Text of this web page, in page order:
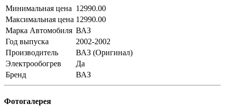
Минимальная цена 12990.00
Максимальная цена 12990.00
Марка Автомобиля ВАЗ
Год выпуска
2002-2002
Производитель
ВАЗ (Оригинал)
Электрообогрев
Да
Бренд
ВАЗ
Фотогалерея